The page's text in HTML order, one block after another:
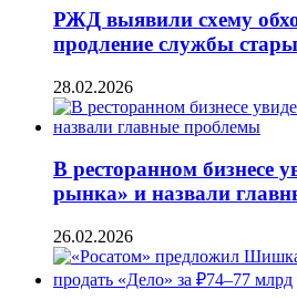
РЖД выявили схему
продление службы
28.02.2026
В ресторанном бизнесе
рынка» и назвали
26.02.2026